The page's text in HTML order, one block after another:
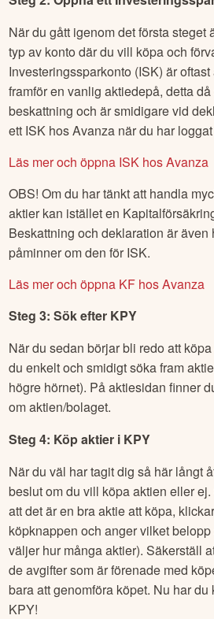
När du gått igenom det första steget
typ av konto där du vill köpa och
Investeringssparkonto (ISK) är
framför en vanlig aktiedepå, detta
beskattning och är smidigare vid
ett ISK hos Avanza när du har
Läs mer och öppna ISK hos Avanza
OBS! Om du har tänkt att handla
aktier kan istället en
Beskattning och deklaration är även
påminner om den för ISK.
Läs mer och öppna KF hos Avanza
Steg 3: Sök efter KPY
När du sedan börjar bli redo att
du enkelt och smidigt söka fram
högre hörnet). På aktiesidan finner
om aktien/bolaget.
Steg 4: Köp aktier i KPY
När du väl har tagit dig så här långt
beslut om du vill köpa aktien eller
att det är en bra aktie att köpa,
köpknappen och anger vilket
väljer hur många aktier). Säkerställ
de avgifter som är förenade med
bara att genomföra köpet. Nu har
KPY!